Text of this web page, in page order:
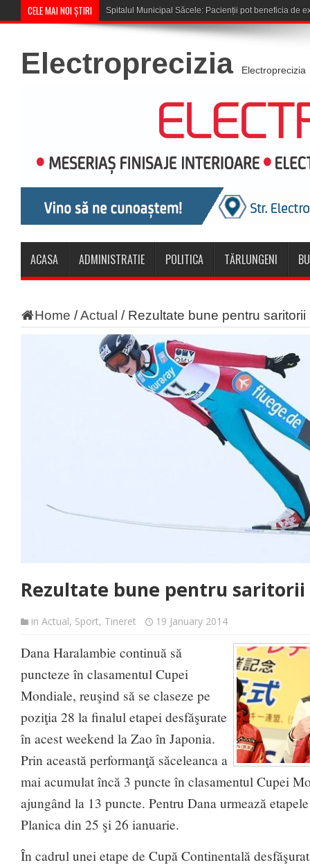
CELE MAI NOI ȘTIRI Cupa României: CSM Săcele întâlneș
Electroprecizia Electroprecizia
ACASA ADMINISTRATIE POLITICA TĂRLUNGENI
Home /Actual / Rezultate bune pentru
Rezultate bune pentru saritorii
in Actual, Sport, Tineret 19 January 2014
Dana Haralambie continuă să
puncteze în clasamentul Cupei
Mondiale, reuşind să se claseze pe
poziţia 28 la finalul etapei desfăşurate
în acest weekend la Zao în Japonia.
Prin această performanţă săceleanca a
mai acumulat încă 3 puncte în clasamentul Cupei
ajungând la 13 puncte. Pentru Dana urmează
Planica din 25 şi 26 ianuarie.
În cadrul unei etape de Cupă Continentală